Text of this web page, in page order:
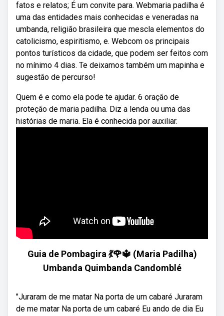
fatos e relatos; É um convite para. Webmaria padilha é
uma das entidades mais conhecidas e veneradas na
umbanda, religião brasileira que mescla elementos do
catolicismo, espiritismo, e. Webcom os principais
pontos turísticos da cidade, que podem ser feitos com
no mínimo 4 dias. Te deixamos também um mapinha e
sugestão de percurso!
Quem é e como ela pode te ajudar. 6 oração de
proteção de maria padilha. Diz a lenda ou uma das
histórias de maria. Ela é conhecida por auxiliar.
Guia de Pombagira 💃🌹🔱 (Maria Padilha)
Umbanda Quimbanda Candomblé
"Juraram de me matar Na porta de um cabaré Juraram
de me matar Na porta de um cabaré Eu ando de dia Eu